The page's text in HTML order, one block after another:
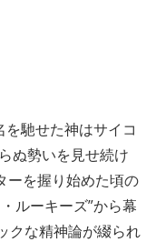
を馳せた神はサイコ
ぬ勢いを見せ続け
ーを握り始めた頃の
ルーキーズ”から幕
クな精神論が綴られ